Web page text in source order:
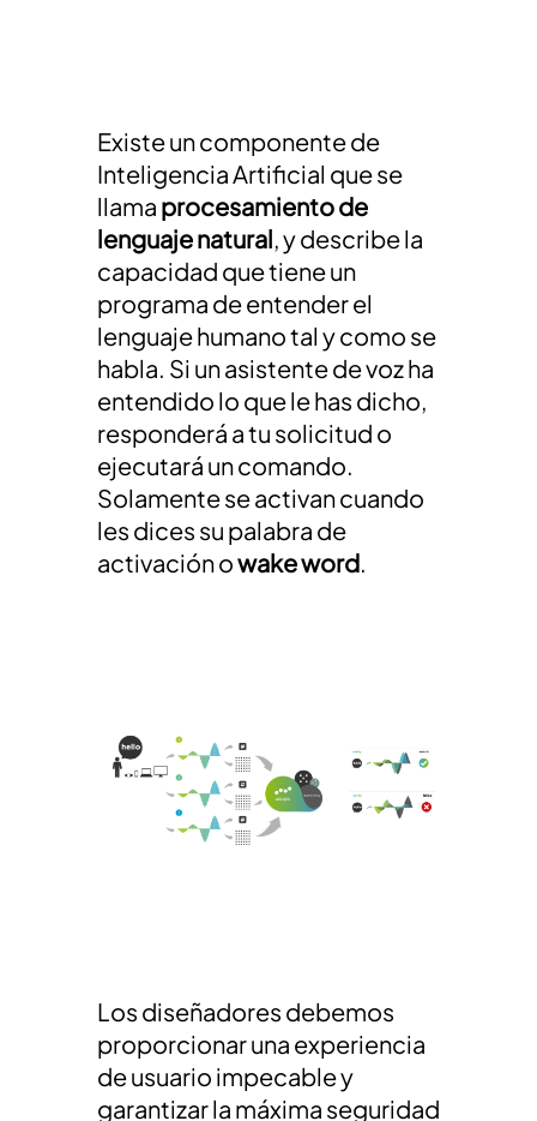
Existe un componente de
Inteligencia Artificial que se
llama procesamiento de
lenguaje natural, y describe la
capacidad que tiene un
programa de entender el
lenguaje humano tal y como se
habla. Si un asistente de voz ha
entendido lo que le has dicho,
responderá a tu solicitud o
ejecutará un comando.
Solamente se activan cuando
les dices su palabra de
activación owake word.
Los diseñadores debemos
proporcionar una experiencia
de usuario impecable y
garantizar la máxima seguridad